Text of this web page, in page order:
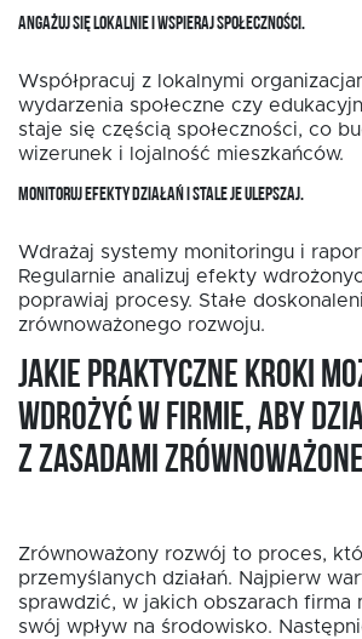
ANGAŻUJ SIĘ LOKALNIE I WSPIERAJ SPOŁECZNOŚCI.
Współpracuj z lokalnymi
wydarzenia społeczne czy
staje się częścią społeczności, co
wizerunek i lojalność mieszkańców.
MONITORUJ EFEKTY DZIAŁAŃ I STALE JE ULEPSZAJ.
Wdrażaj systemy monitoringu i
Regularnie analizuj efekty
poprawiaj procesy. Stałe
zrównoważonego rozwoju.
Jakie praktyczne kroki
wdrożyć w firmie, aby
z zasadami
Zrównoważony rozwój to proces,
przemyślanych działań. Najpierw
sprawdzić, w jakich obszarach firma
swój wpływ na środowisko.